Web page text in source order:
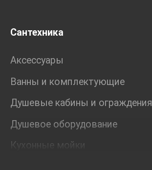
Сантехника
Аксессуары
Ванны и комплектующие
Душевые кабины и ограждения
Душевое оборудование
Кухонные мойки